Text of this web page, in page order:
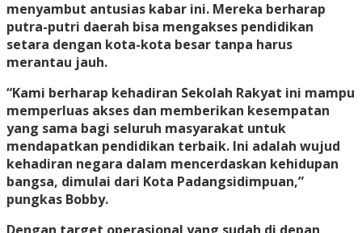
menyambut antusias kabar ini. Mereka berharap
putra-putri daerah bisa mengakses pendidikan
setara dengan kota-kota besar tanpa harus
merantau jauh.
“Kami berharap kehadiran Sekolah Rakyat ini mampu
memperluas akses dan memberikan kesempatan
yang sama bagi seluruh masyarakat untuk
mendapatkan pendidikan terbaik. Ini adalah wujud
kehadiran negara dalam mencerdaskan kehidupan
bangsa, dimulai dari Kota Padangsidimpuan,”
pungkas Bobby.